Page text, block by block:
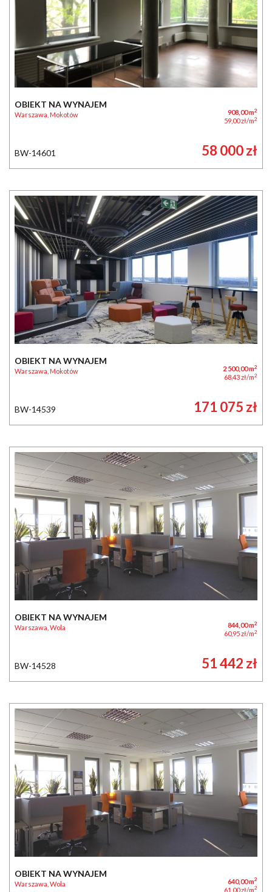
OBIEKT NA WYNAJEM
Warszawa, Mokotów 908,00 m2
59,00 zł/m2
BW-14601 58 000 zł
OBIEKT NA WYNAJEM
Warszawa, Mokotów 2 500,00 m2
68,43 zł/m2
BW-14539 171 075 zł
OBIEKT NA WYNAJEM
Warszawa, Wola 844,00 m2
60,95 zł/m2
BW-14528 51 442 zł
OBIEKT NA WYNAJEM
Warszawa, Wola 640,00 m2
61,00 zł/m2